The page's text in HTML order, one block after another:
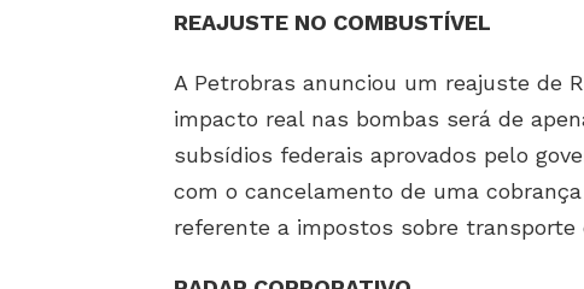
REAJUSTE NO COMBUSTÍVEL
A Petrobras anunciou um reajuste de
impacto real nas bombas será de
subsídios federais aprovados pelo
com o cancelamento de uma
referente a impostos sobre transporte